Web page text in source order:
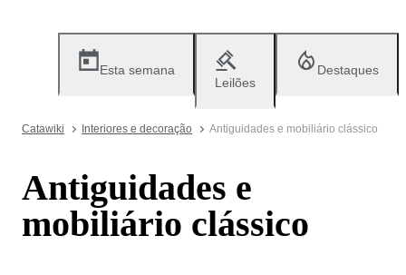
Esta semana
Leilões
Destaques
Catawiki Interiores e decoração Antiguidades e mobiliário clássico
Antiguidades e
mobiliário clássico